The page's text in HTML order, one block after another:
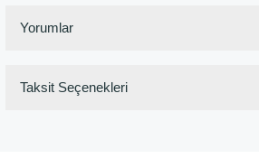
Yorumlar
Taksit Seçenekleri